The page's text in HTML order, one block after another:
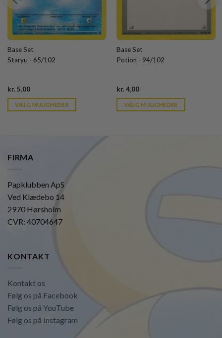
Base Set
Staryu - 65/102
kr.5,00Current
is:
kr. 39,95.
VÆLG MULIGHEDER
Base Set
Potion - 94/102
kr.4,00Current
is:
kr. 39,95.
VÆLG MULIGHEDER
FIRMA
Papklubben ApS
Ved Klædebo 14
2970 Hørsholm
CVR: 40704647
KONTAKT
Kontakt os
Følg os på Facebook
Følg os på YouTube
Følg os på Instagram